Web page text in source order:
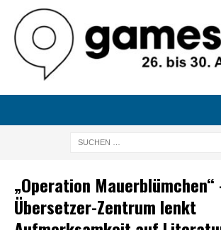
„Operation Mauerblümchen“
Übersetzer-Zentrum lenkt